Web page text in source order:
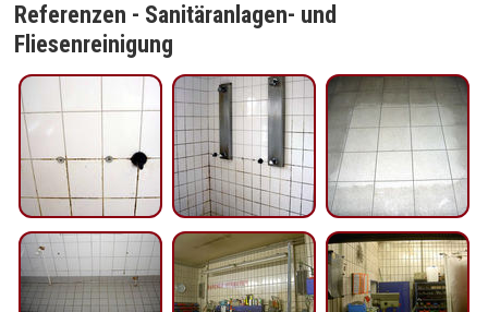
Referenzen - Sanitäranlagen- und
Fliesenreinigung